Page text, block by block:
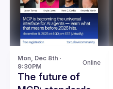
Mon, Dec 8th ·
9:30PM
Online
The future of